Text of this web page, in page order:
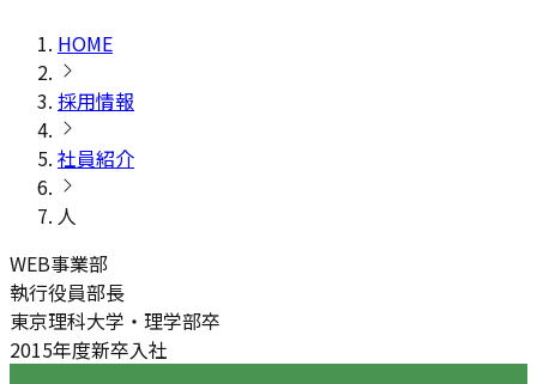
HOME
採用情報
社員紹介
人
WEB事業部
執行役員部長
東京理科大学・理学部卒
2015年度新卒入社